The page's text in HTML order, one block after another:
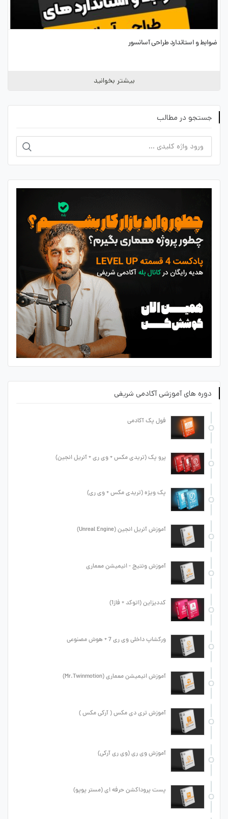
ضوابط و استاندارد طراحی آسانسور
بیشتر بخوانید
جستجو در مطالب
دوره های آموزشی آکادمی شریفی
فول پک آکادمی
پرو پک (تریدی مکس + وی ری + آنریل انجین)
پک ویژه (تریدی مکس + وی ری)
آموزش آنریل انجین (Unreal Engine)
آموزش ونتیج - انیمیشن معماری
کددیزاین (اتوکد + فاز1)
ورکشاپ داخلی وی ری 7 + هوش مصنوعی
آموزش انیمیشن معماری (Mr.Twinmotion)
آموزش تری دی مکس ( آرکی مکس )
آموزش وی ری (وی ری آرکی)
پست پروداکشن حرفه ای (مستر پوپو)